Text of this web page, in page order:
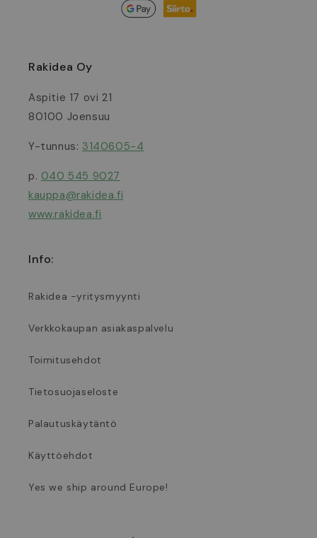
Rakidea Oy
Aspitie 17 ovi 21
80100 Joensuu
Y-tunnus: 3140605-4
p. 040 545 9027
kauppa@rakidea.fi
www.rakidea.fi
Info:
Rakidea -yritysmyynti
Verkkokaupan asiakaspalvelu
Toimitusehdot
Tietosuojaseloste
Palautuskäytäntö
Käyttöehdot
Yes we ship around Europe!